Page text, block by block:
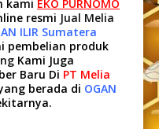
kami EKO PURNOMO
resmi Jual Melia
ILIR Sumatera
pembelian produk
Kami Juga
Baru Di PT Melia
berada di OGAN